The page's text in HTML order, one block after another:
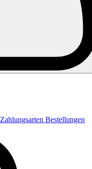
Zahlungsarten Bestellungen